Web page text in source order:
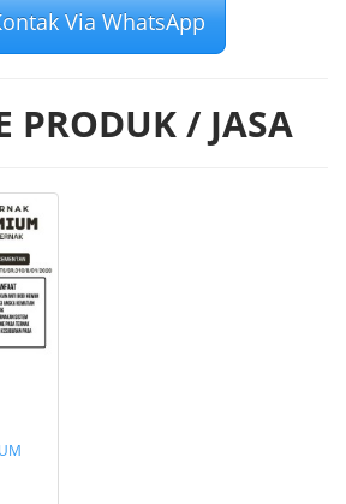
Via WhatsApp
PRODUK / JASA